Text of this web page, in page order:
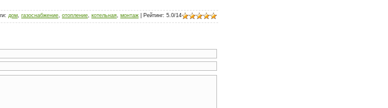
: дом газоснабжение отопление котельная монтаж Рейтинг: 5.0/14